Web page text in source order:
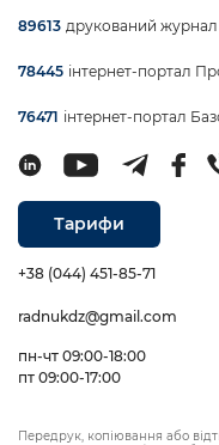
89613 друкований журнал
78445 інтернет-портал
76471 інтернет-портал
Тарифи
+38 (044) 451-85-71
radnukdz@gmail.com
пн-чт 09:00-18:00
пт 09:00-17:00
Передрук, копіювання або